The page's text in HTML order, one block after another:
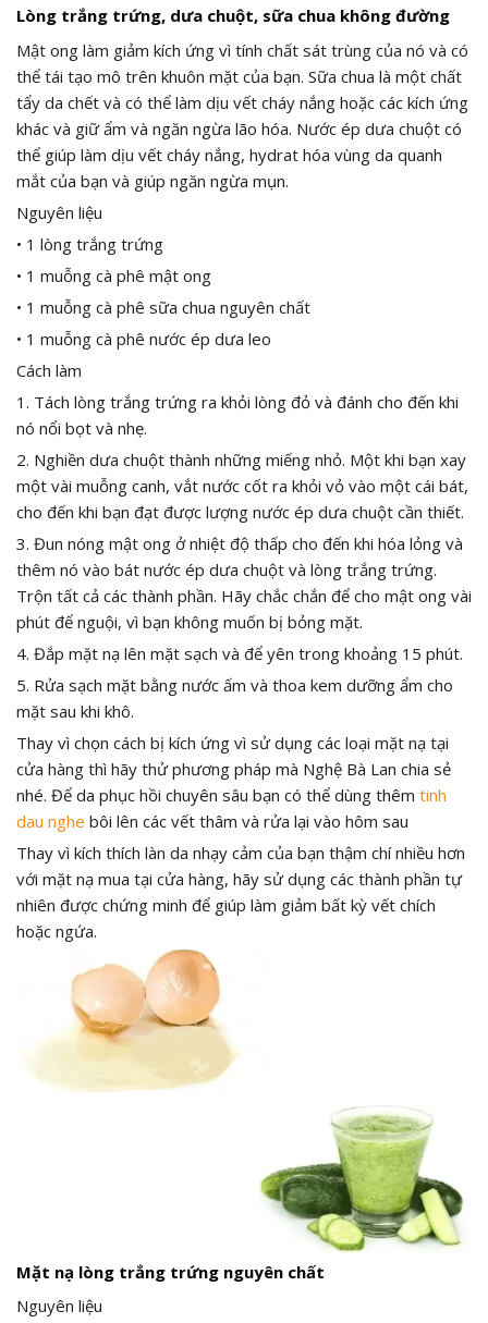
Lòng trắng trứng, dưa chuột, sữa chua không đường
Mật ong làm giảm kích ứng vì tính chất sát trùng của nó và có
thể tái tạo mô trên khuôn mặt của bạn. Sữa chua là một chất
tẩy da chết và có thể làm dịu vết cháy nắng hoặc các kích ứng
khác và giữ ẩm và ngăn ngừa lão hóa. Nước ép dưa chuột có
thể giúp làm dịu vết cháy nắng, hydrat hóa vùng da quanh
mắt của bạn và giúp ngăn ngừa mụn.
Nguyên liệu
• 1 lòng trắng trứng
• 1 muỗng cà phê mật ong
• 1 muỗng cà phê sữa chua nguyên chất
• 1 muỗng cà phê nước ép dưa leo
Cách làm
1. Tách lòng trắng trứng ra khỏi lòng đỏ và đánh cho đến khi
nó nổi bọt và nhẹ.
2. Nghiền dưa chuột thành những miếng nhỏ. Một khi bạn xay
một vài muỗng canh, vắt nước cốt ra khỏi vỏ vào một cái bát,
cho đến khi bạn đạt được lượng nước ép dưa chuột cần thiết.
3. Đun nóng mật ong ở nhiệt độ thấp cho đến khi hóa lỏng và
thêm nó vào bát nước ép dưa chuột và lòng trắng trứng.
Trộn tất cả các thành phần. Hãy chắc chắn để cho mật ong vài
phút để nguội, vì bạn không muốn bị bỏng mặt.
4. Đắp mặt nạ lên mặt sạch và để yên trong khoảng 15 phút.
5. Rửa sạch mặt bằng nước ấm và thoa kem dưỡng ẩm cho
mặt sau khi khô.
Thay vì chọn cách bị kích ứng vì sử dụng các loại mặt nạ tại
cửa hàng thì hãy thử phương pháp mà Nghệ Bà Lan chia sẻ
nhé. Để da phục hồi chuyên sâu bạn có thể dùng thêm tinh
dau nghe bôi lên các vết thâm và rửa lại vào hôm sau
Thay vì kích thích làn da nhạy cảm của bạn thậm chí nhiều hơn
với mặt nạ mua tại cửa hàng, hãy sử dụng các thành phần tự
nhiên được chứng minh để giúp làm giảm bất kỳ vết chích
hoặc ngứa.
Mặt nạ lòng trắng trứng nguyên chất
Nguyên liệu